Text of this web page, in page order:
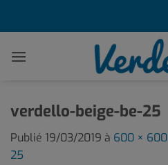
verdello-beige-be-25
Publié 19/03/2019 à 600 × 600
25